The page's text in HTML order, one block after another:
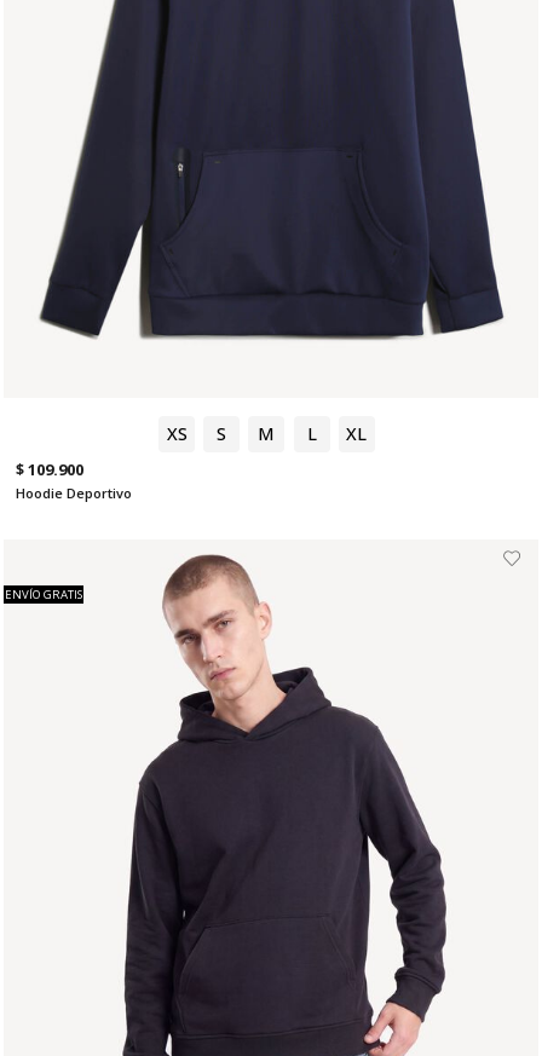
XS S M L XL
$ 109.900
Hoodie Deportivo
ENVÍO GRATIS